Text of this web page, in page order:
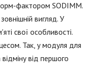
фактором SODIMM.
вигляд. У
свої особливості.
Так, у модуля для
від першого